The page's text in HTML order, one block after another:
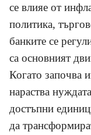
се влияе от
политика,
банките се
са основният
Когато започва
нараства
достъпни
да